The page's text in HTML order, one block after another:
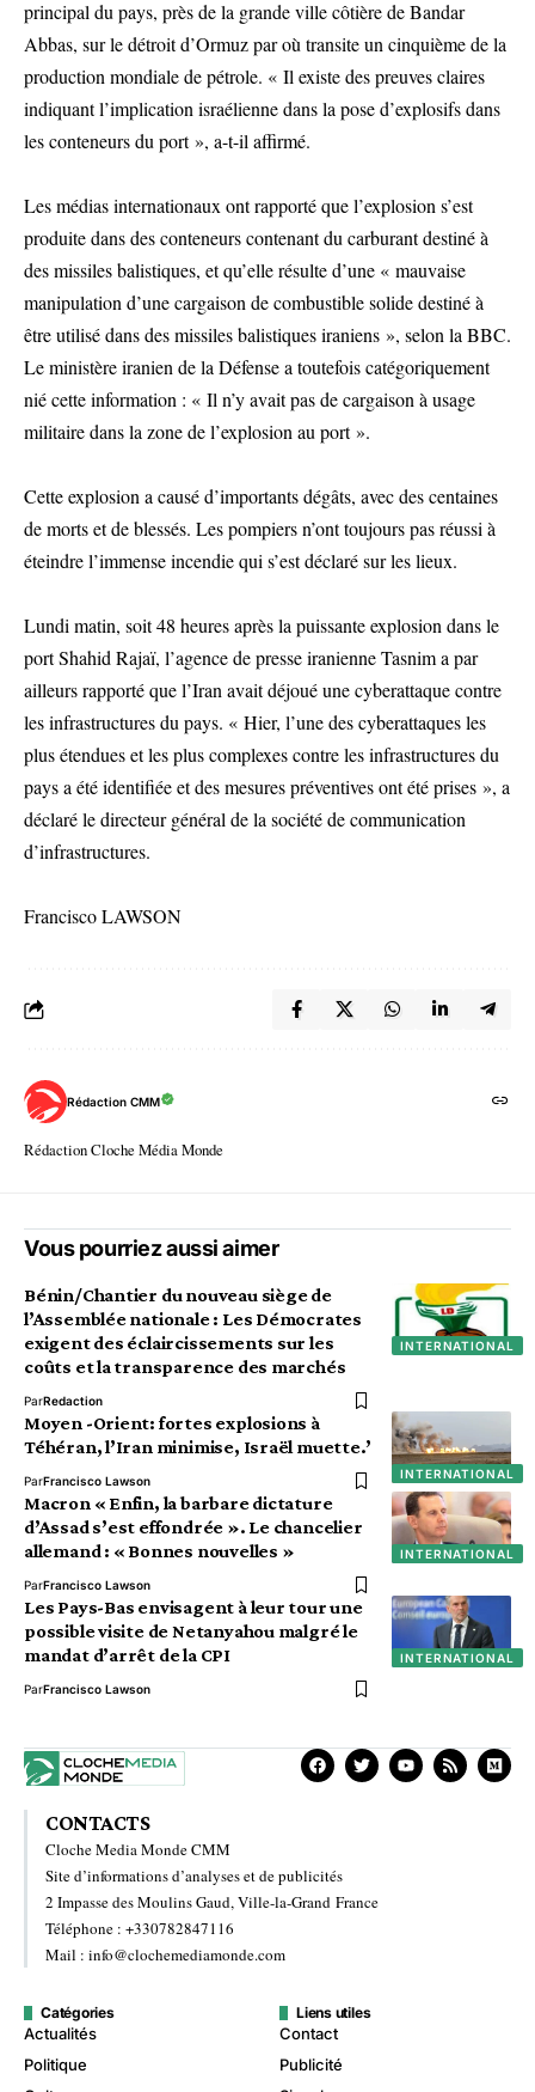
principal du pays, près de la grande ville côtière de Bandar
Abbas, sur le détroit d’Ormuz par où transite un cinquième de la
production mondiale de pétrole. « Il existe des preuves claires
indiquant l’implication israélienne dans la pose d’explosifs dans
les conteneurs du port », a-t-il affirmé.
Les médias internationaux ont rapporté que l’explosion s’est
produite dans des conteneurs contenant du carburant destiné à
des missiles balistiques, et qu’elle résulte d’une « mauvaise
manipulation d’une cargaison de combustible solide destiné à
être utilisé dans des missiles balistiques iraniens », selon la BBC.
Le ministère iranien de la Défense a toutefois catégoriquement
nié cette information : « Il n’y avait pas de cargaison à usage
militaire dans la zone de l’explosion au port ».
Cette explosion a causé d’importants dégâts, avec des centaines
de morts et de blessés. Les pompiers n’ont toujours pas réussi à
éteindre l’immense incendie qui s’est déclaré sur les lieux.
Lundi matin, soit 48 heures après la puissante explosion dans le
port Shahid Rajaï, l’agence de presse iranienne Tasnim a par
ailleurs rapporté que l’Iran avait déjoué une cyberattaque contre
les infrastructures du pays. « Hier, l’une des cyberattaques les
plus étendues et les plus complexes contre les infrastructures du
pays a été identifiée et des mesures préventives ont été prises », a
déclaré le directeur général de la société de communication
d’infrastructures.
Francisco LAWSON
Rédaction CMM
Rédaction Cloche Média Monde
Vous pourriez aussi aimer
INTERNATIONAL
Bénin/Chantier du nouveau siège de
l’Assemblée nationale : Les Démocrates
exigent des éclaircissements sur les
coûts et la transparence des marchés
ParRedaction
INTERNATIONAL
Moyen -Orient: fortes explosions à
Téhéran, l’Iran minimise, Israël muette.’
ParFrancisco Lawson
INTERNATIONAL
Macron « Enfin, la barbare dictature
d’Assad s’est effondrée ». Le chancelier
allemand : « Bonnes nouvelles »
ParFrancisco Lawson
INTERNATIONAL
Les Pays-Bas envisagent à leur tour une
possible visite de Netanyahou malgré le
mandat d’arrêt de la CPI
ParFrancisco Lawson
CONTACTS
Cloche Media Monde CMM
Site d’informations d’analyses et de publicités
2 Impasse des Moulins Gaud, Ville-la-Grand France
Téléphone : +330782847116
Mail : info@clochemediamonde.com
Catégories
Actualités
Politique
Liens utiles
Contact
Publicité